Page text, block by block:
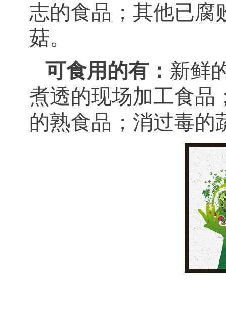
志的食品；其他已腐
菇。
可食用的有： 新鲜
煮透的现场加工食品
的熟食品；消过毒的